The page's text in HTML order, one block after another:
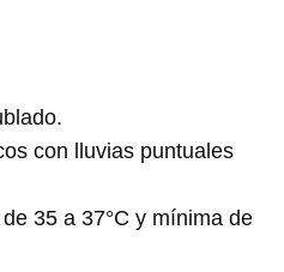
con lluvias puntuales
35 a 37°C y mínima de